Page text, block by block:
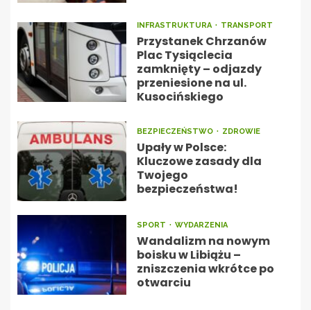
INFRASTRUKTURA TRANSPORT
Przystanek Chrzanów
Plac Tysiąclecia
zamknięty – odjazdy
przeniesione na ul.
Kusocińskiego
BEZPIECZEŃSTWO ZDROWIE
Upały w Polsce:
Kluczowe zasady dla
Twojego
bezpieczeństwa!
SPORT WYDARZENIA
Wandalizm na nowym
boisku w Libiążu –
zniszczenia wkrótce po
otwarciu